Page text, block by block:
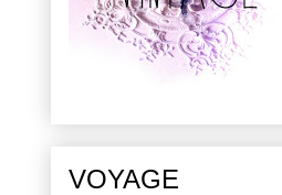
VOYAGE